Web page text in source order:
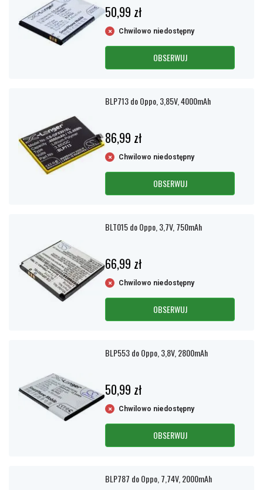
50,99 zł
Chwilowo niedostępny
OBSERWUJ
BLP713 do Oppo, 3,85V, 4000mAh
86,99 zł
Chwilowo niedostępny
OBSERWUJ
BLT015 do Oppo, 3,7V, 750mAh
66,99 zł
Chwilowo niedostępny
OBSERWUJ
BLP553 do Oppo, 3,8V, 2800mAh
50,99 zł
Chwilowo niedostępny
OBSERWUJ
BLP787 do Oppo, 7,74V, 2000mAh